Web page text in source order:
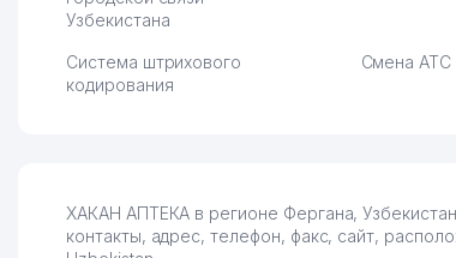
Узбекистана
Система штрихового
кодирования
Смена АТС
ХАКАН АПТЕКА в регионе Фергана,
контакты, адрес, телефон, факс, сайт,